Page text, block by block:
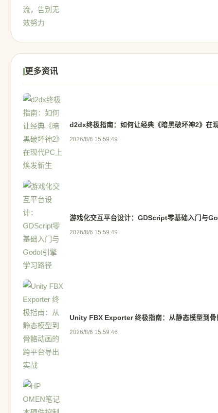
更多资讯
d2dx终极指南：如何让经典《暗黑破坏神2》在
2026/8/6 15:59:49
游戏化交互平台设计：GDScript零基础入门与
2026/8/6 15:59:49
Unity FBX Exporter 终极指南：从静态模型到骨
2026/8/6 15:59:46